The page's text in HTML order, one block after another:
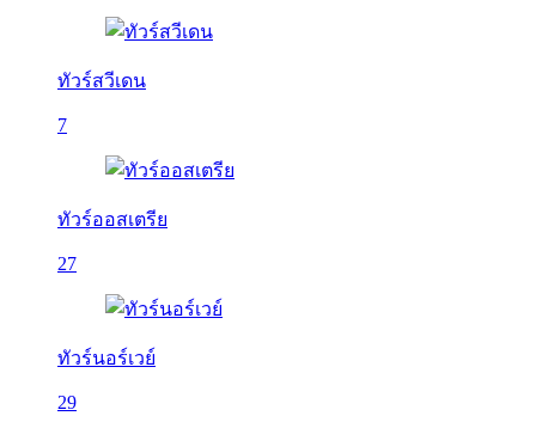
ทัวร์สวีเดน
7
ทัวร์ออสเตรีย
27
ทัวร์นอร์เวย์
29